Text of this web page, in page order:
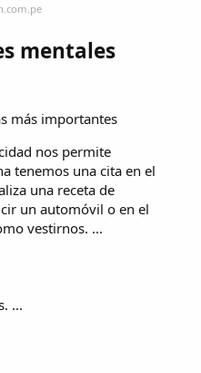
mentales
más importantes
nos permite
tenemos una cita en el
una receta de
un automóvil o en el
vestirnos. ...
...